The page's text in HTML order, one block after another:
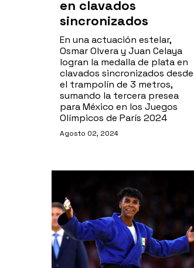
en clavados
sincronizados
En una actuación estelar,
Osmar Olvera y Juan Celaya
logran la medalla de plata en
clavados sincronizados desde
el trampolín de 3 metros,
sumando la tercera presea
para México en los Juegos
Olímpicos de París 2024
Agosto 02, 2024